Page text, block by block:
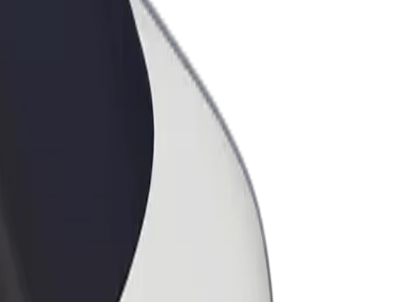
ผลิตภัณฑ์และบริการของ Bolt ที่มีการขยายขนาด